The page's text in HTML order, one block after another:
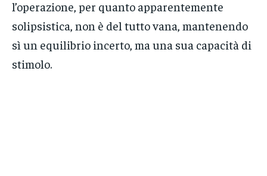
l’operazione, per quanto apparentemente
solipsistica, non è del tutto vana, mantenendo
sì un equilibrio incerto, ma una sua capacità di
stimolo.